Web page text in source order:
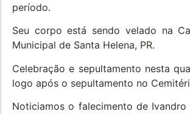
período.
Seu corpo está sendo velado na
Municipal de Santa Helena, PR.
Celebração e sepultamento nesta
logo após o sepultamento no
Noticiamos o falecimento de Ivandro